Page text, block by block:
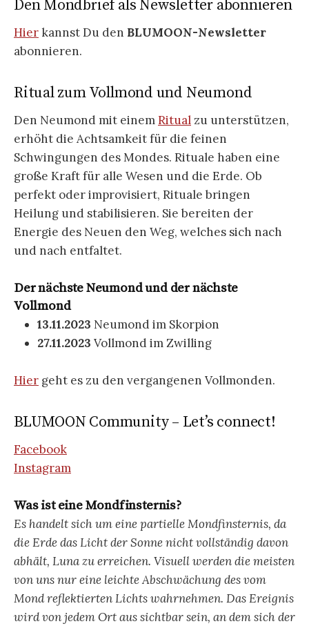
Den Mondbrief als Newsletter abonnieren
Hierkannst Du den BLUMOON-Newsletter
abonnieren.
Ritual zum Vollmond und Neumond
Den Neumond mit einemRitual zu unterstützen,
erhöht die Achtsamkeit für die feinen
Schwingungen des Mondes. Rituale haben eine
große Kraft für alle Wesen und die Erde. Ob
perfekt oder improvisiert, Rituale bringen
Heilung und stabilisieren. Sie bereiten der
Energie des Neuen den Weg, welches sich nach
und nach entfaltet.
Der nächste Neumond und der nächste
Vollmond
13.11.2023 Neumond im Skorpion
27.11.2023 Vollmond im Zwilling
Hier geht es zu den vergangenen Vollmonden.
BLUMOON Community – Let’s connect!
Facebook
Instagram
Was ist eine Mondfinsternis?
Es handelt sich um eine partielle Mondfinsternis, da
die Erde das Licht der Sonne nicht vollständig davon
abhält, Luna zu erreichen. Visuell werden die meisten
von uns nur eine leichte Abschwächung des vom
Mond reflektierten Lichts wahrnehmen. Das Ereignis
wird von jedem Ort aus sichtbar sein, an dem sich der